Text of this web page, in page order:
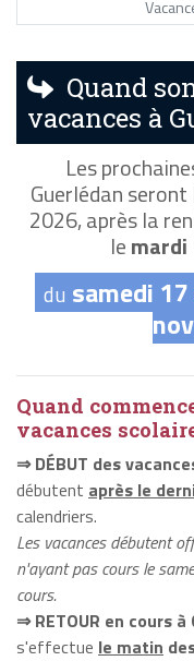
Quand
vacances à
Les
Guerlédan seront
2026, après la
lemardi
du samedi
Quand
vacances
⇒ DÉBUT des
débutent après le
calendriers.
Les vacances débutent
n'ayant pas cours le
cours.
⇒ RETOUR en cours à
s'effectue le matin